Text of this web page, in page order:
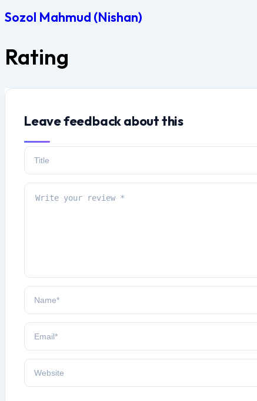
Sozol Mahmud (Nishan)
Rating
Leave feedback about this